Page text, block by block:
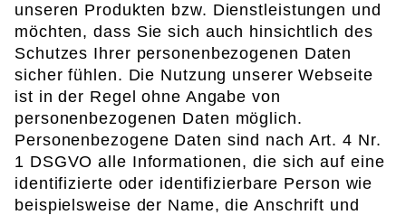
unseren Produkten bzw. Dienstleistungen und
möchten, dass Sie sich auch hinsichtlich des
Schutzes Ihrer personenbezogenen Daten
sicher fühlen. Die Nutzung unserer Webseite
ist in der Regel ohne Angabe von
personenbezogenen Daten möglich.
Personenbezogene Daten sind nach Art. 4 Nr.
1 DSGVO alle Informationen, die sich auf eine
identifizierte oder identifizierbare Person wie
beispielsweise der Name, die Anschrift und